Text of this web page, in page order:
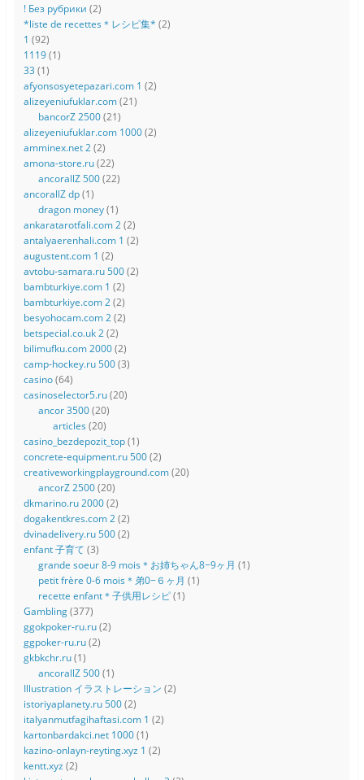
! Без рубрики (2)
*liste de recettes＊レシピ集* (2)
1 (92)
1119(1)
33 (1)
afyonsosyetepazari.com 1 (2)
alizeyeniufuklar.com(21)
bancorZ 2500(21)
alizeyeniufuklar.com 1000(2)
amminex.net 2(2)
amona-store.ru(22)
ancorallZ 500(22)
ancorallZ dp(1)
dragon money(1)
ankaratarotfali.com 2(2)
antalyaerenhali.com 1 (2)
augustent.com 1 (2)
avtobu-samara.ru 500(2)
bambturkiye.com 1 (2)
bambturkiye.com 2(2)
besyohocam.com 2(2)
betspecial.co.uk 2(2)
bilimufku.com 2000(2)
camp-hockey.ru 500(3)
casino(64)
casinoselector5.ru(20)
ancor 3500(20)
articles (20)
casino_bezdepozit_top(1)
concrete-equipment.ru 500(2)
creativeworkingplayground.com(20)
ancorZ 2500(20)
dkmarino.ru 2000(2)
dogakentkres.com 2(2)
dvinadelivery.ru 500(2)
enfant 子育て (3)
grande soeur 8-9 mois＊お姉ちゃん8−9ヶ月 (1)
petit frère 0-6 mois＊弟0−６ヶ月 (1)
recette enfant＊子供用レシピ(1)
Gambling(377)
ggokpoker-ru.ru(2)
ggpoker-ru.ru(2)
gkbkchr.ru(1)
ancorallZ 500(1)
Illustration イラストレーション (2)
istoriyaplanety.ru 500(2)
italyanmutfagihaftasi.com 1 (2)
kartonbardakci.net 1000(1)
kazino-onlayn-reyting.xyz 1 (2)
kentt.xyz (2)